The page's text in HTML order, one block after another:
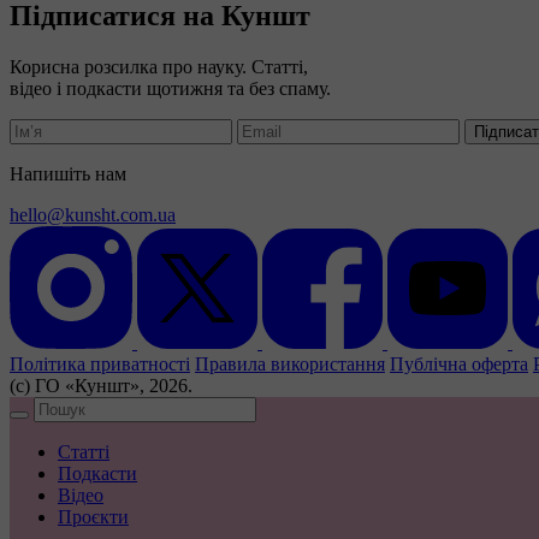
Підписатися на Куншт
Корисна розсилка про науку. Статті,
відео і подкасти щотижня та без спаму.
Напишіть нам
hello@kunsht.com.ua
Політика приватності Правила використання Публічна оферта
(с) ГО «Куншт», 2026.
Статті
Подкасти
Відео
Проєкти